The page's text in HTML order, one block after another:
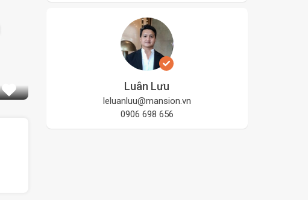
Luân Lưu
leluanluu@mansion.vn
0906 698 656